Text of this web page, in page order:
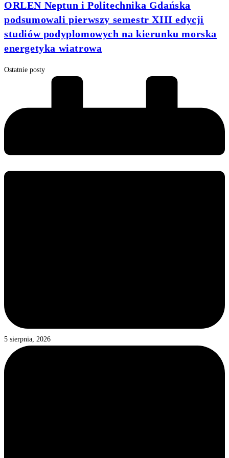
ORLEN Neptun i Politechnika Gdańska
podsumowali pierwszy semestr XIII edycji
studiów podyplomowych na kierunku morska
energetyka wiatrowa
Ostatnie posty
5 sierpnia, 2026